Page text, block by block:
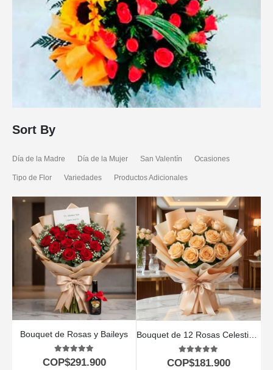
Sort By
Día de la Madre Día de la Mujer San Valentín Ocasiones
Tipo de Flor Variedades Productos Adicionales
Bouquet de Rosas y Baileys
5.00out of 5
COP$291.900 5.00out of 5
COP$181.900